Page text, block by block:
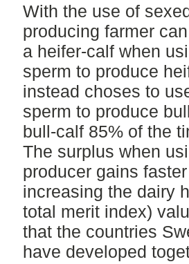
With the use of
producing farmer
a heifer-calf when
sperm to produce
instead choses to
sperm to produce
bull-calf 85% of the
The surplus when
producer gains
increasing the dairy
total merit index)
that the countries
have developed